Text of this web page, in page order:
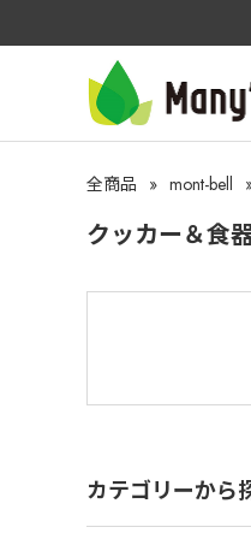
全商品 » mont-bell
クッカー＆食
カテゴリーから